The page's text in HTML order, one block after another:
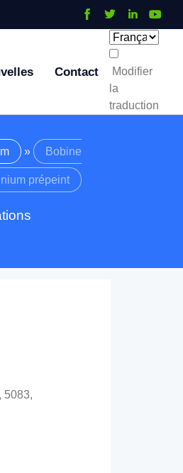
Contact
Modifier
la
traduction
» Bobine
prépeint
5083,